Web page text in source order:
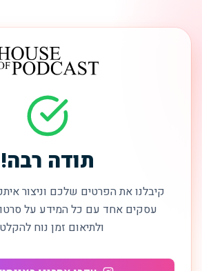
תודה רבה!
קיבלנו את הפרטים שלכם וניצור
עסקים אחד עם כל המידע על
ולתיאום זמן נוח